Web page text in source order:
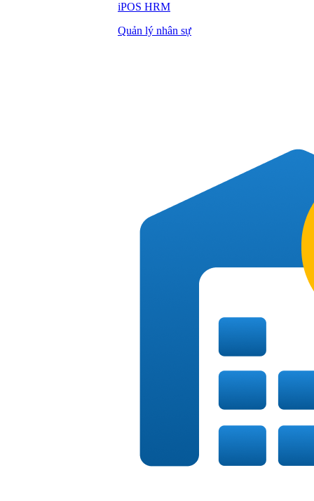
iPOS HRM
Quản lý nhân sự